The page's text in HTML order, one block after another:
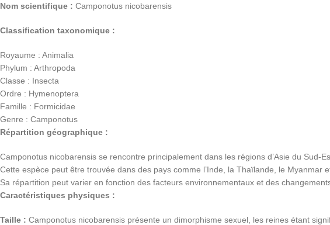
Nom scientifique : Camponotus nicobarensis
Classification taxonomique :
Royaume : Animalia
Phylum : Arthropoda
Classe : Insecta
Ordre : Hymenoptera
Famille : Formicidae
Genre : Camponotus
Répartition géographique :
Camponotus nicobarensis se rencontre principalement dans les régions d’Asie du
Cette espèce peut être trouvée dans des pays comme l’Inde, la Thaïlande, le Myanmar
Sa répartition peut varier en fonction des facteurs environnementaux et des
Caractéristiques physiques :
Taille : Camponotus nicobarensis présente un dimorphisme sexuel, les reines étant